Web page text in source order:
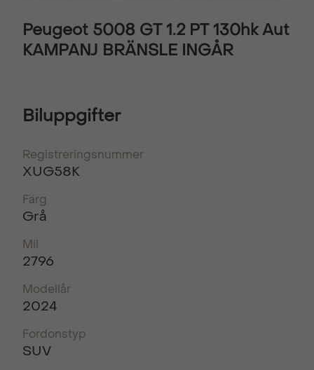
Peugeot 5008 GT 1.2 PT 130hk Aut
KAMPANJ BRÄNSLE INGÅR
Biluppgifter
Registreringsnummer
XUG58K
Färg
Grå
Mil
2796
Modellår
2024
Fordonstyp
SUV